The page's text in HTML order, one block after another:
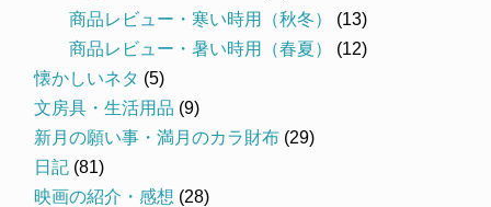
商品レビュー・寒い時用（秋冬）
(13)
商品レビュー・暑い時用（春夏）
(12)
懐かしいネタ (5)
文房具・生活用品 (9)
新月の願い事・満月のカラ財布 (29)
日記 (81)
映画の紹介・感想 (28)